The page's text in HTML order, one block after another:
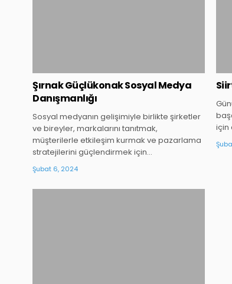
Şırnak Güçlükonak Sosyal Medya
Danışmanlığı
Sosyal medyanın gelişimiyle birlikte şirketler
ve bireyler, markalarını tanıtmak,
müşterilerle etkileşim kurmak ve pazarlama
stratejilerini güçlendirmek için…
Şubat 6, 2024
için